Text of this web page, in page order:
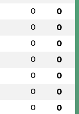
0 0
0 0
0 0
0 0
0 0
0 0
0 0